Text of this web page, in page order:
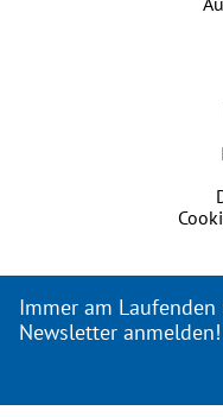
Immer am
Newsletter anmelden!